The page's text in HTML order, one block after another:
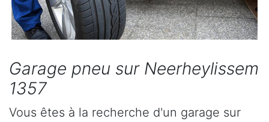
Garage pneu sur Neerheylissem
1357
Vous êtes à la recherche d'un garage sur